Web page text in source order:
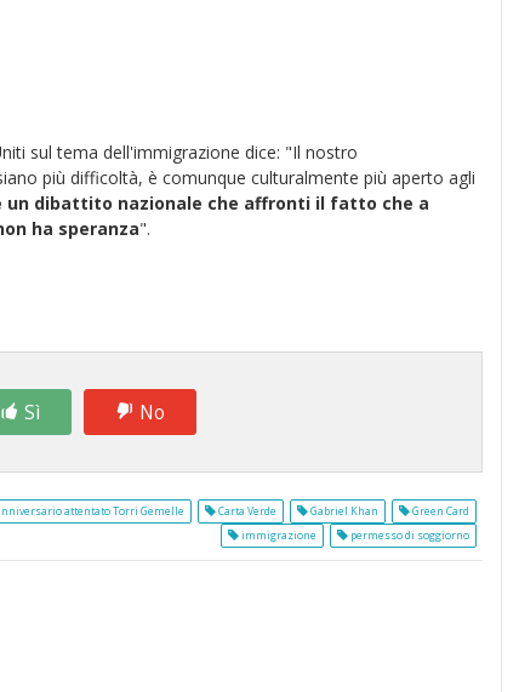
sul tema dell'immigrazione dice: "Il nostro
più difficoltà, è comunque culturalmente più aperto agli
un dibattito nazionale che affronti il fatto che a
ha speranza".
Sì No
attentato Torri Gemelle Carta Verde Gabriel Khan
Green Card
immigrazione
permesso di soggiorno